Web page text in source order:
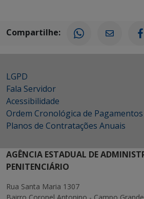
Compartilhe:
LGPD
Fala Servidor
Acessibilidade
Ordem Cronológica de Pagamentos
Planos de Contratações Anuais
AGÊNCIA ESTADUAL DE
PENITENCIÁRIO
Rua Santa Maria 1307